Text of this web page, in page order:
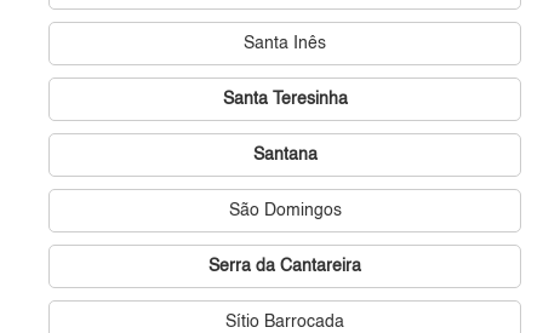
Santa Inês
Santa Teresinha
Santana
São Domingos
Serra da Cantareira
Sítio Barrocada